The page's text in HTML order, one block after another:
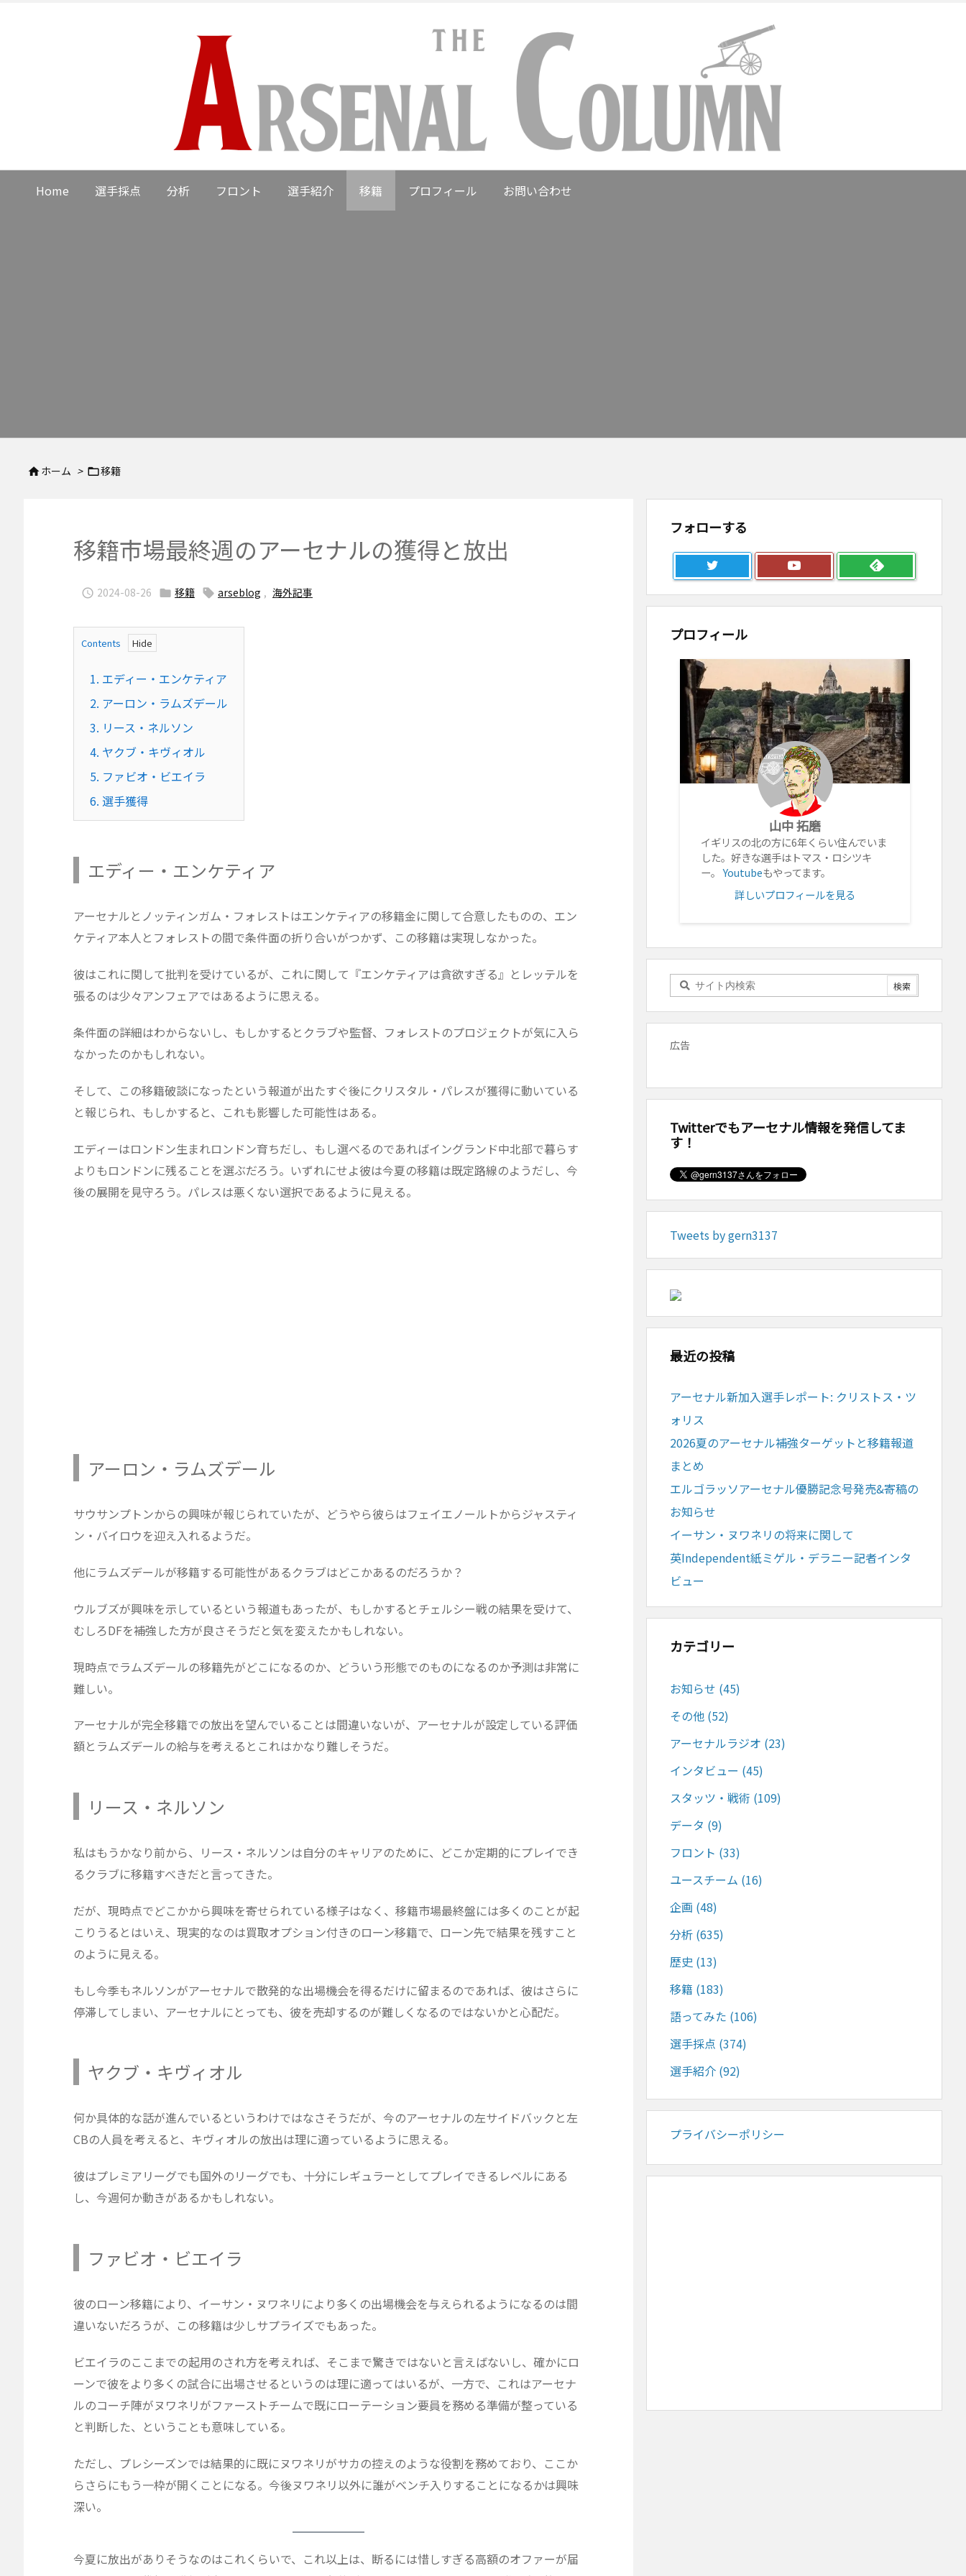
Home 選手採点 分析 フロント 選手紹介 移籍 プロフィール お問い合わせ
ホーム > 移籍
移籍市場最終週のアーセナルの獲得と放出
 2024-08-26  移籍  arseblog , 海外記事
Contents
1. エディー・エンケティア
2. アーロン・ラムズデール
3. リース・ネルソン
4. ヤクブ・キヴィオル
5. ファビオ・ビエイラ
6. 選手獲得
エディー・エンケティア
アーセナルとノッティンガム・フォレストはエンケティアの移籍金に関して合意したものの、エン
ケティア本人とフォレストの間で条件面の折り合いがつかず、この移籍は実現しなかった。
彼はこれに関して批判を受けているが、これに関して『エンケティアは貪欲すぎる』とレッテルを
張るのは少々アンフェアではあるように思える。
条件面の詳細はわからないし、もしかするとクラブや監督、フォレストのプロジェクトが気に入ら
なかったのかもしれない。
そして、この移籍破談になったという報道が出たすぐ後にクリスタル・パレスが獲得に動いている
と報じられ、もしかすると、これも影響した可能性はある。
エディーはロンドン生まれロンドン育ちだし、もし選べるのであればイングランド中北部で暮らす
よりもロンドンに残ることを選ぶだろう。いずれにせよ彼は今夏の移籍は既定路線のようだし、今
後の展開を見守ろう。パレスは悪くない選択であるように見える。
アーロン・ラムズデール
サウサンプトンからの興味が報じられていたが、どうやら彼らはフェイエノールトからジャスティ
ン・バイロウを迎え入れるようだ。
他にラムズデールが移籍する可能性があるクラブはどこかあるのだろうか？
ウルブズが興味を示しているという報道もあったが、もしかするとチェルシー戦の結果を受けて、
むしろDFを補強した方が良さそうだと気を変えたかもしれない。
現時点でラムズデールの移籍先がどこになるのか、どういう形態でのものになるのか予測は非常に
難しい。
アーセナルが完全移籍での放出を望んでいることは間違いないが、アーセナルが設定している評価
額とラムズデールの給与を考えるとこれはかなり難しそうだ。
リース・ネルソン
私はもうかなり前から、リース・ネルソンは自分のキャリアのために、どこか定期的にプレイでき
るクラブに移籍すべきだと言ってきた。
だが、現時点でどこかから興味を寄せられている様子はなく、移籍市場最終盤には多くのことが起
こりうるとはいえ、現実的なのは買取オプション付きのローン移籍で、ローン先で結果を残すこと
のように見える。
もし今季もネルソンがアーセナルで散発的な出場機会を得るだけに留まるのであれば、彼はさらに
停滞してしまい、アーセナルにとっても、彼を売却するのが難しくなるのではないかと心配だ。
ヤクブ・キヴィオル
何か具体的な話が進んでいるというわけではなさそうだが、今のアーセナルの左サイドバックと左
CBの人員を考えると、キヴィオルの放出は理に適っているように思える。
彼はプレミアリーグでも国外のリーグでも、十分にレギュラーとしてプレイできるレベルにある
し、今週何か動きがあるかもしれない。
ファビオ・ビエイラ
彼のローン移籍により、イーサン・ヌワネリにより多くの出場機会を与えられるようになるのは間
違いないだろうが、この移籍は少しサプライズでもあった。
ビエイラのここまでの起用のされ方を考えれば、そこまで驚きではないと言えばないし、確かにロ
ーンで彼をより多くの試合に出場させるというのは理に適ってはいるが、一方で、これはアーセナ
ルのコーチ陣がヌワネリがファーストチームで既にローテーション要員を務める準備が整っている
と判断した、ということも意味している。
ただし、プレシーズンでは結果的に既にヌワネリがサカの控えのような役割を務めており、ここか
らさらにもう一枠が開くことになる。今後ヌワネリ以外に誰がベンチ入りすることになるかは興味
深い。
今夏に放出がありそうなのはこれくらいで、これ以上は、断るには惜しすぎる高額のオファーが届
フォローする
プロフィール
山中 拓磨
イギリスの北の方に6年くらい住んでいま
した。好きな選手はトマス・ロシツキ
ー。Youtubeもやってます。
詳しいプロフィールを見る
広告
Twitterでもアーセナル情報を発信してま
す！
Tweets by gern3137
最近の投稿
アーセナル新加入選手レポート: クリストス・ツ
ォリス
2026夏のアーセナル補強ターゲットと移籍報道
まとめ
エルゴラッソアーセナル優勝記念号発売&寄稿の
お知らせ
イーサン・ヌワネリの将来に関して
英Independent紙ミゲル・デラニー記者インタ
ビュー
カテゴリー
お知らせ (45)
その他 (52)
アーセナルラジオ (23)
インタビュー (45)
スタッツ・戦術 (109)
データ (9)
フロント (33)
ユースチーム (16)
企画 (48)
分析 (635)
歴史 (13)
移籍 (183)
語ってみた (106)
選手採点 (374)
選手紹介 (92)
プライバシーポリシー